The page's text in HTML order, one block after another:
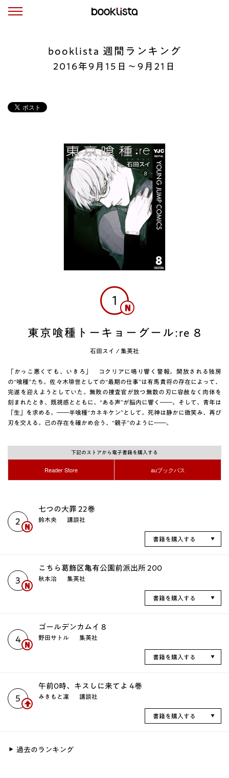
booklista 週間ランキング
2016年9月15日〜9月21日
1
東京喰種トーキョーグール:re 8
石田スイ / 集英社
「かっこ悪くても、いきろ」 コクリアに鳴り響く警報。開放される独房
の“喰種”たち。佐々木琲世としての“最期の仕事”は有馬貴将の存在によって、
完遂を迎えようとしていた。無敗の捜査官が放つ無数の刃に容赦なく肉体を
刻まれたとき、既視感とともに、“ある声”が脳内に響く――。そして、青年は
「生」を求める。――半喰種“カネキケン”として。死神は静かに微笑み、再び
刃を交える。己の存在を確かめ合う、“親子”のように――。
下記のストアから電子書籍を購入する
Reader Store auブックパス
2
七つの大罪 22巻
鈴木央 講談社
書籍を購入する
3
こちら葛飾区亀有公園前派出所 200
秋本治 集英社
書籍を購入する
4
ゴールデンカムイ 8
野田サトル 集英社
書籍を購入する
5
午前0時、キスしに来てよ 4巻
みきもと凜 講談社
書籍を購入する
過去のランキング